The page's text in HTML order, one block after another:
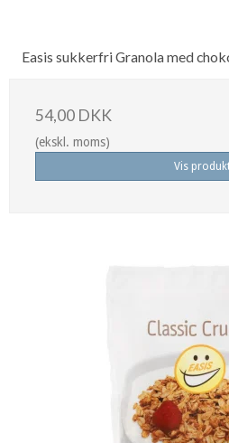
Easis sukkerfri Granola med
54,00 DKK
(ekskl. moms)
Vis